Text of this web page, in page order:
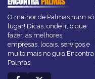
O melhor de Palmas num só
lugar! Dicas, onde ir, o que
fazer, as melhores
empresas, locais, serviços e
muito mais no guia Encontra
Palmas.